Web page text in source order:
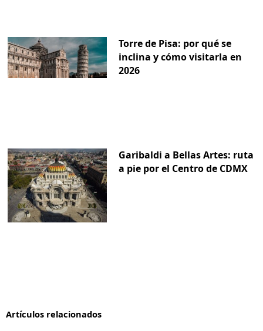
Torre de Pisa: por qué se
inclina y cómo visitarla en
2026
Garibaldi a Bellas Artes: ruta
a pie por el Centro de CDMX
Artículos relacionados